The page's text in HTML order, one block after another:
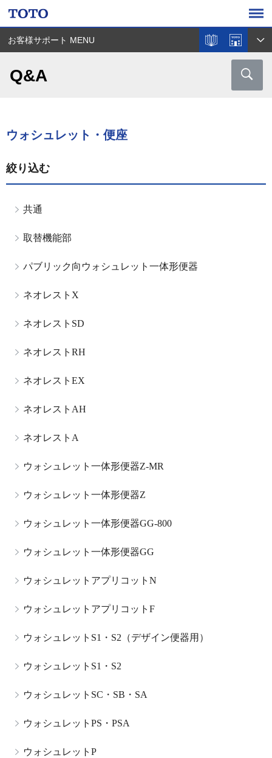
お客様サポート MENU
Q&A
ウォシュレット・便座
絞り込む
共通
取替機能部
パブリック向ウォシュレット一体形便器
ネオレストX
ネオレストSD
ネオレストRH
ネオレストEX
ネオレストAH
ネオレストA
ウォシュレット一体形便器Z-MR
ウォシュレット一体形便器Z
ウォシュレット一体形便器GG-800
ウォシュレット一体形便器GG
ウォシュレットアプリコットN
ウォシュレットアプリコットF
ウォシュレットS1・S2（デザイン便器用）
ウォシュレットS1・S2
ウォシュレットSC・SB・SA
ウォシュレットPS・PSA
ウォシュレットP